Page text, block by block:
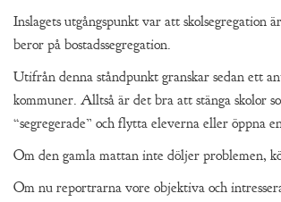
Inslagets utgångspunkt var att skolsegregation
beror på bostadssegregation.
Utifrån denna ståndpunkt granskar sedan ett
kommuner. Alltså är det bra att stänga skolor
“segregerade” och flytta eleverna eller öppna
Om den gamla mattan inte döljer problemen,
Om nu reportrarna vore objektiva och